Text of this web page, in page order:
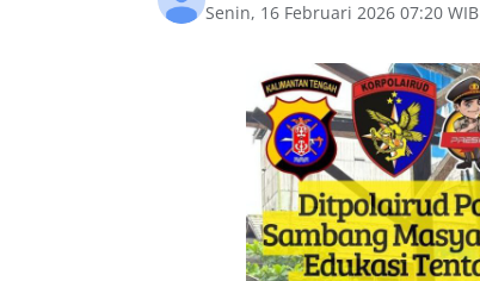
Senin, 16 Februari 2026 07:20 WIB